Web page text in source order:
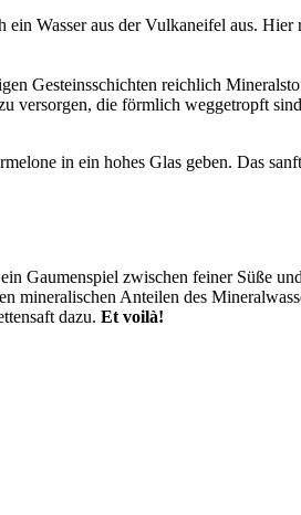
Wasser aus der Vulkaneifel aus.
Gesteinsschichten reichlich
versorgen, die förmlich weggetropft
in ein hohes Glas geben. Das
Gaumenspiel zwischen feiner Süße
Anteilen des
dazu. Et voilà!